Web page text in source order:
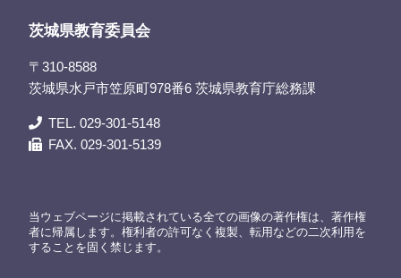
茨城県教育委員会
〒310-8588
茨城県水戸市笠原町978番6 茨城県教育庁総務課
TEL. 029-301-5148
FAX. 029-301-5139
当ウェブページに掲載されている全ての画像の著作権は、著作権
者に帰属します。権利者の許可なく複製、転用などの二次利用を
することを固く禁じます。